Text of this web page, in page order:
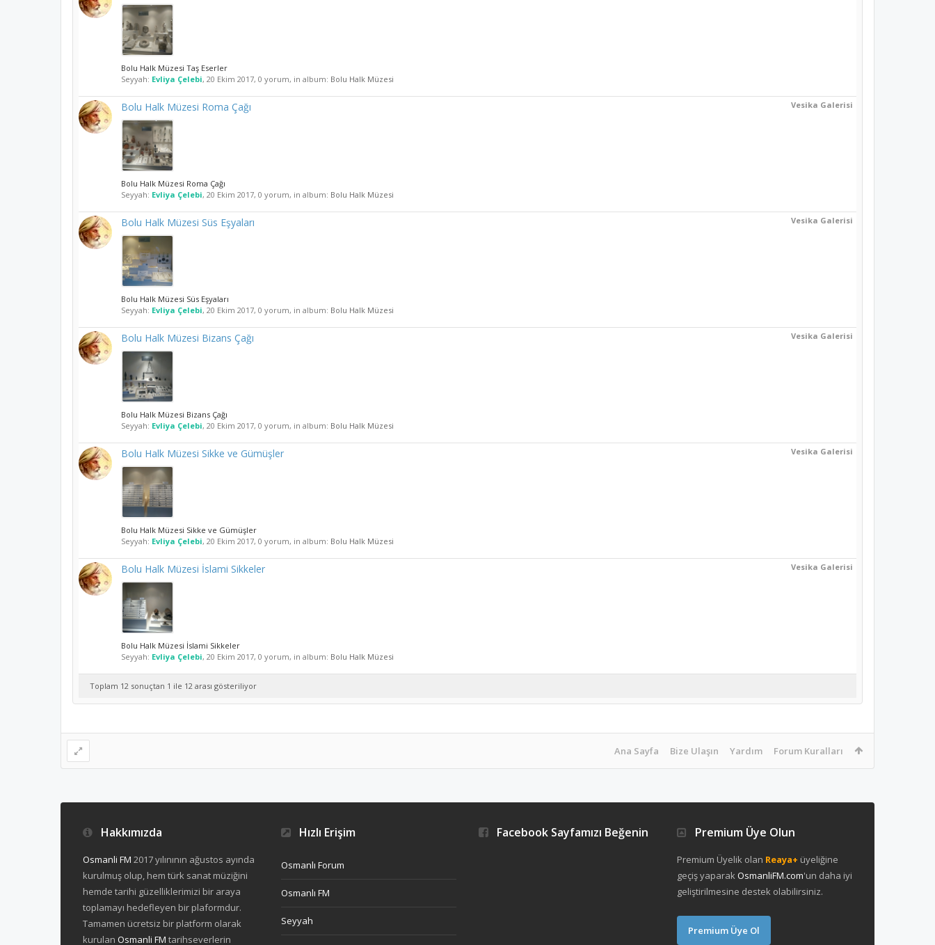
Bolu Halk Müzesi Taş Eserler
Seyyah: Evliya Çelebi, 20 Ekim 2017, 0 yorum, in album: Bolu Halk Müzesi
Vesika Galerisi
Bolu Halk Müzesi Roma Çağı
Bolu Halk Müzesi Roma Çağı
Seyyah: Evliya Çelebi, 20 Ekim 2017, 0 yorum, in album: Bolu Halk Müzesi
Vesika Galerisi
Bolu Halk Müzesi Süs Eşyaları
Bolu Halk Müzesi Süs Eşyaları
Seyyah: Evliya Çelebi, 20 Ekim 2017, 0 yorum, in album: Bolu Halk Müzesi
Vesika Galerisi
Bolu Halk Müzesi Bizans Çağı
Bolu Halk Müzesi Bizans Çağı
Seyyah: Evliya Çelebi, 20 Ekim 2017, 0 yorum, in album: Bolu Halk Müzesi
Vesika Galerisi
Bolu Halk Müzesi Sikke ve Gümüşler
Bolu Halk Müzesi Sikke ve Gümüşler
Seyyah: Evliya Çelebi, 20 Ekim 2017, 0 yorum, in album: Bolu Halk Müzesi
Vesika Galerisi
Bolu Halk Müzesi İslami Sikkeler
Bolu Halk Müzesi İslami Sikkeler
Seyyah: Evliya Çelebi, 20 Ekim 2017, 0 yorum, in album: Bolu Halk Müzesi
Toplam 12 sonuçtan 1 ile 12 arası gösteriliyor
Ana Sayfa Bize Ulaşın Yardım Forum Kuralları
Hakkımızda
Osmanli FM 2017 yılınının ağustos ayında
kurulmuş olup, hem türk sanat müziğini
hemde tarihi güzelliklerimizi bir araya
toplamayı hedefleyen bir plaformdur.
Tamamen ücretsiz bir platform olarak
kurulan Osmanli FM tarihseverlerin
Hızlı Erişim
Osmanlı Forum
Osmanlı FM
Seyyah
Facebook Sayfamızı Beğenin Premium Üye Olun
Premium Üyelik olan Reaya+ üyeliğine
geçiş yaparakOsmanliFM.com'un daha iyi
geliştirilmesine destek olabilirsiniz.
Premium Üye Ol